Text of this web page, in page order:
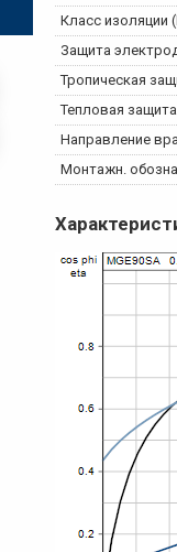
Класс изоляции
Защита
Тропическая
Тепловая защита
Направление
Монтажн.